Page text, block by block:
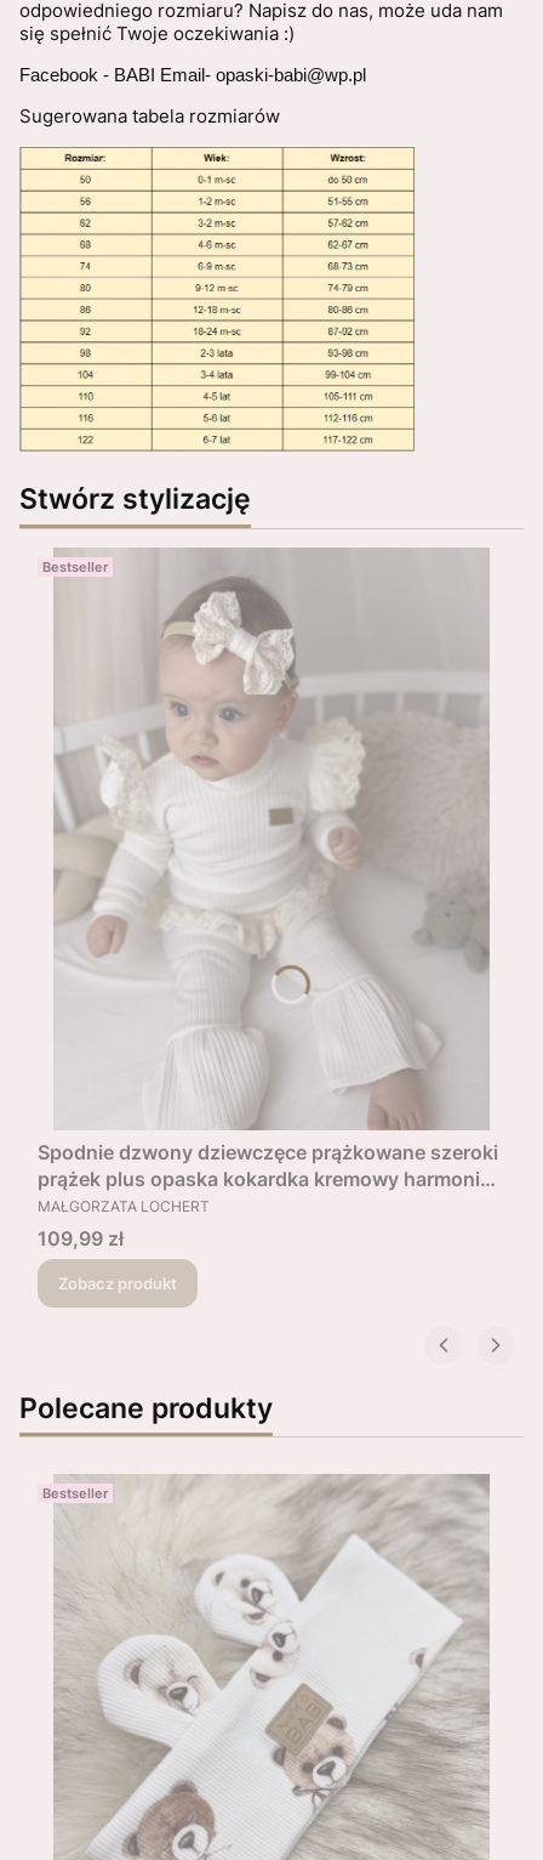
odpowiedniego rozmiaru? Napisz do nas, może uda nam
się spełnić Twoje oczekiwania :)
Facebook - BABI Email- opaski-babi@wp.pl
Sugerowana tabela rozmiarów
Stwórz stylizację
Bestseller
Spodnie dzwony dziewczęce prążkowane szeroki
prążek plus opaska kokardka kremowy harmonia
oasis
PRODUCENT
MAŁGORZATA LOCHERT
Cena
109,99 zł
Zobacz produkt
Polecane produkty
Bestseller